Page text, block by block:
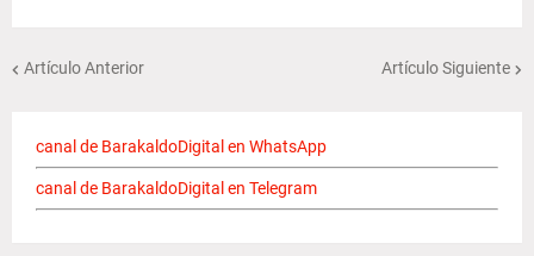
Artículo Anterior Artículo Siguiente
canal de BarakaldoDigital en WhatsApp
canal de BarakaldoDigital en Telegram